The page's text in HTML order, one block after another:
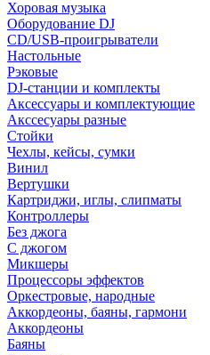
Хоровая музыка
Оборудование DJ
CD/USB-проигрыватели
Настольные
Рэковые
DJ-станции и комплекты
Аксессуары и комплектующие
Акссесуары разные
Стойки
Чехлы, кейсы, сумки
Винил
Вертушки
Картриджи, иглы, слипматы
Контроллеры
Без джога
С джогом
Микшеры
Процессоры эффектов
Оркестровые, народные
Аккордеоны, баяны, гармони
Аккордеоны
Баяны